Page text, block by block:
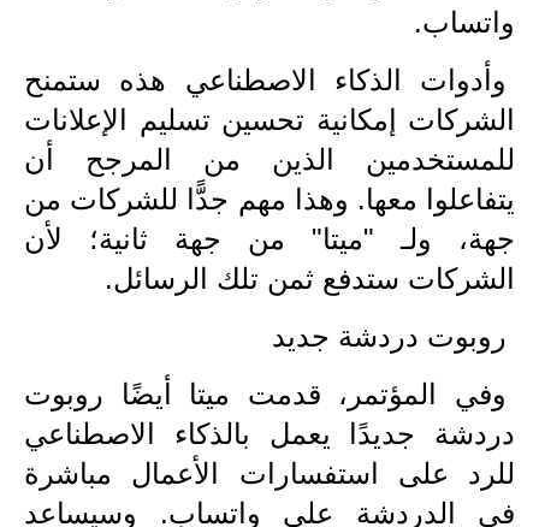
المرحلة المتوسطة
المرحلة الاعدادية
الجامعات
اخبار وقرارات وزارة التعليم
العالي
نتائج القبول المركزي
الطقس
العطل
واتساب.
وأدوات الذكاء الاصطناعي هذه ستمنح
الشركات إمكانية تحسين تسليم الإعلانات
للمستخدمين الذين من المرجح أن
يتفاعلوا معها. وهذا مهم جدًّا للشركات من
جهة، ولـ "ميتا" من جهة ثانية؛ لأن
الشركات ستدفع ثمن تلك الرسائل.
روبوت دردشة جديد
وفي المؤتمر، قدمت ميتا أيضًا روبوت
دردشة جديدًا يعمل بالذكاء الاصطناعي
للرد على استفسارات الأعمال مباشرة
في الدردشة على واتساب. وسيساعد